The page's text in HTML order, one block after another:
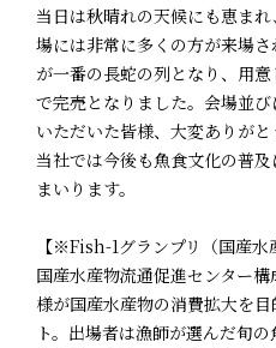
当日は秋晴れの天候にも恵ま
場には非常に多くの方が来場
が一番の長蛇の列となり、用
で完売となりました。会場並
いただいた皆様、大変ありがと
当社では今後も魚食文化の普
まいります。
【※Fish-1グランプリ（国産水
国産水産物流通促進センター
様が国産水産物の消費拡大を
ト。出場者は漁師が選んだ旬